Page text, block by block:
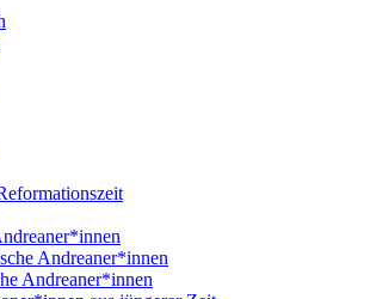
Andreaner*innen
Andreaner*innen